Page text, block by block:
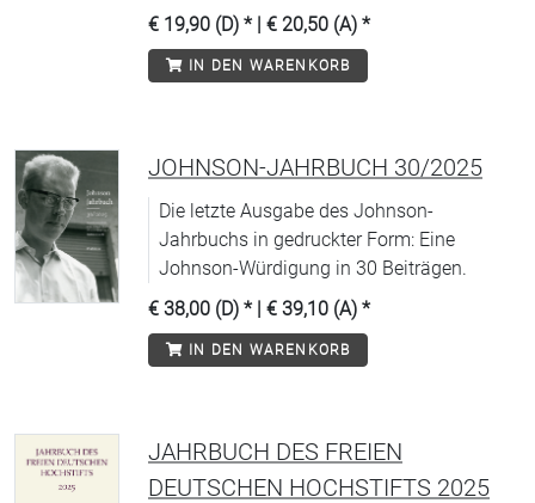
Reflexion philologischer Praxis. Zu den
Fächern, die vertreten sind, zählen:
Sinologie, Indologie, Klassische Philologie,
Board begleitet aktiv den Weg: Dort sind
die verschiedenen Fächer durch namhafte
Gelehrte vertreten. Die Aufsätze erscheinen
in den drei Sprachen Deutsch, Englisch und
Französisch.
€ 19,90 (D) * | € 20,50 (A) *
IN DEN WARENKORB
JOHNSON-JAHRBUCH 30/2025
Die letzte Ausgabe des Johnson-
Jahrbuchs in gedruckter Form: Eine
Johnson-Würdigung in 30 Beiträgen.
€ 38,00 (D) * | € 39,10 (A) *
IN DEN WARENKORB
JAHRBUCH DES FREIEN
DEUTSCHEN HOCHSTIFTS 2025